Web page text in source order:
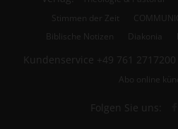
Stimmen der Zeit
COMMUNIO
Biblische Notizen
Diakonia
Kundenservice +49 761 2717200
Abo online
Folgen Sie uns: